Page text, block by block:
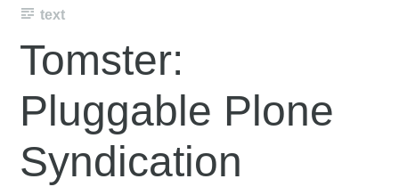
text
Tomster:
Pluggable Plone
Syndication